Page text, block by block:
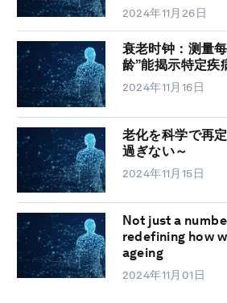
2024年11月26日
衰老时钟：测量
龄”能揭示特定疾
2024年11月16日
老化を科学で再
過ぎない～
2024年11月15日
Not just a
redefining how
ageing
2024年11月01日